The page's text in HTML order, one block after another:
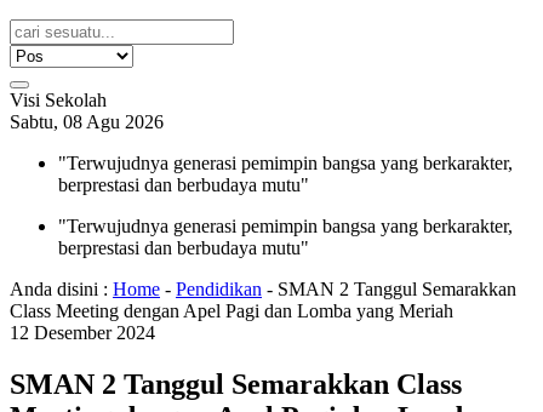
Visi Sekolah
Sabtu, 08 Agu 2026
"Terwujudnya generasi pemimpin bangsa yang berkarakter,
berprestasi dan berbudaya mutu"
"Terwujudnya generasi pemimpin bangsa yang berkarakter,
berprestasi dan berbudaya mutu"
Anda disini : Home - Pendidikan - SMAN 2 Tanggul Semarakkan
Class Meeting dengan Apel Pagi dan Lomba yang Meriah
12 Desember 2024
SMAN 2 Tanggul Semarakkan Class